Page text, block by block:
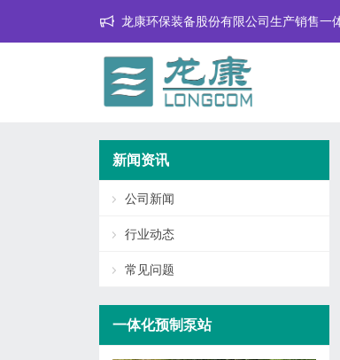
龙康环保装备股份有限公司生产销售一
新闻资讯
公司新闻
行业动态
常见问题
一体化预制泵站